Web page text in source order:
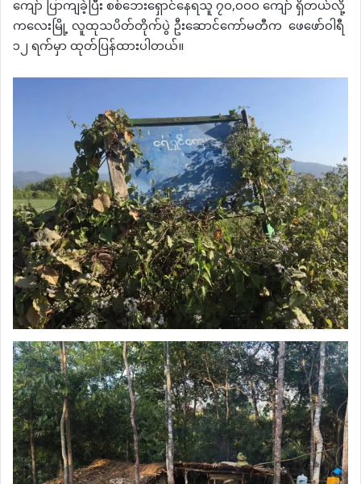
ကျော် ပြာကျခဲ့ပြီး စစ်ဘေးရှောင်နေရသူ ၇၀,၀၀၀ ကျော် ရှိတယ်လို့
ကလေးမြို့ လူထုသပိတ်တိုက်ပွဲ ဦးဆောင်ကော်မတီက ဖေဖော်ဝါရီ
၁၂ ရက်မှာ ထုတ်ပြန်ထားပါတယ်။